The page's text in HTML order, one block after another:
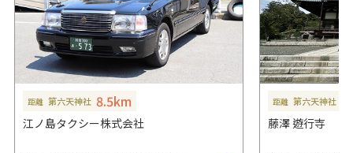
距離 第六天神社 8.5km
江ノ島タクシー株式会社
距離 第六天神社
藤澤 遊行寺